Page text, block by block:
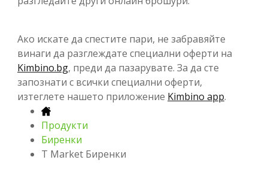
Ако искате да спестите пари, не забравяйте
винаги да разглеждате специални оферти на
Kimbino.bg, преди да пазарувате. За да сте
запознати с всички специални оферти,
изтеглете нашето приложение Kimbino app.
Продукти
Биренки
T Market Биренки